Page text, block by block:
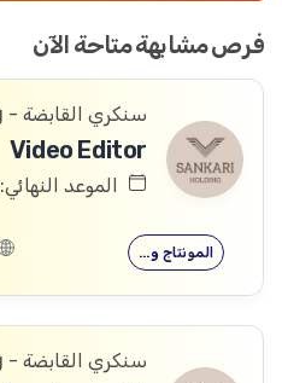
فرص مشابهة متاحة الآن
سنكري القابضة - Sankari Holding
Video Editor
الموعد النهائي: 15/08/2026
المونتاج و…
سنكري القابضة - Sankari Holding